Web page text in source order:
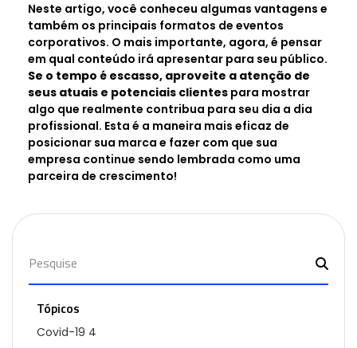
Neste artigo, você conheceu algumas vantagens e
também os principais formatos de eventos
corporativos. O mais importante, agora, é pensar
em qual conteúdo irá apresentar para seu público.
Se o tempo é escasso, aproveite a atenção de
seus atuais e potenciais clientes para mostrar
algo que realmente contribua para seu dia a dia
profissional. Esta é a maneira mais eficaz de
posicionar sua marca e fazer com que sua
empresa continue sendo lembrada como uma
parceira de crescimento!
Tópicos
Covid-19 4